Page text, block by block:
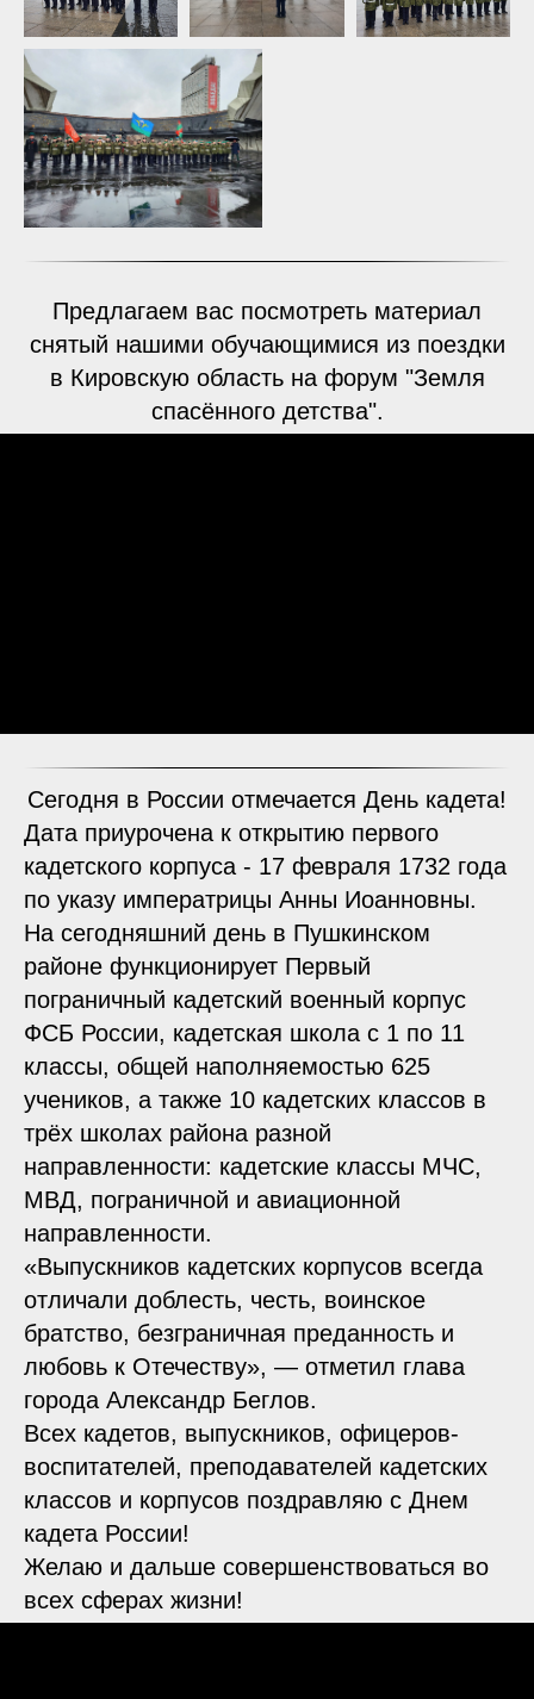
Предлагаем вас посмотреть материал
снятый нашими обучающимися из поездки
в Кировскую область на форум "Земля
спасённого детства".
Сегодня в России отмечается День кадета!
Дата приурочена к открытию первого
кадетского корпуса - 17 февраля 1732 года
по указу императрицы Анны Иоанновны.
На сегодняшний день в Пушкинском
районе функционирует Первый
пограничный кадетский военный корпус
ФСБ России, кадетская школа с 1 по 11
классы, общей наполняемостью 625
учеников, а также 10 кадетских классов в
трёх школах района разной
направленности: кадетские классы МЧС,
МВД, пограничной и авиационной
направленности.
«Выпускников кадетских корпусов всегда
отличали доблесть, честь, воинское
братство, безграничная преданность и
любовь к Отечеству», — отметил глава
города Александр Беглов.
Всех кадетов, выпускников, офицеров-
воспитателей, преподавателей кадетских
классов и корпусов поздравляю с Днем
кадета России!
Желаю и дальше совершенствоваться во
всех сферах жизни!